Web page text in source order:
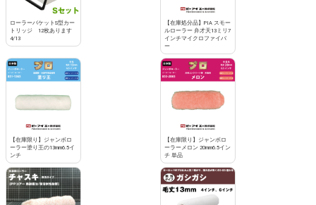
ローラーバケットS型カー
トリッジ 12枚あります
4/13
【在庫処分品】PIA スモー
ルローラー 弁才天13ミリ7
インチマイクロファイバ
ー
【在庫限り】ジャンボロ
ーラー塗り王の13mm6.5イ
ンチ
【在庫限り】ジャンボロ
ーラーメロン 20mm6.5イン
チ 単品